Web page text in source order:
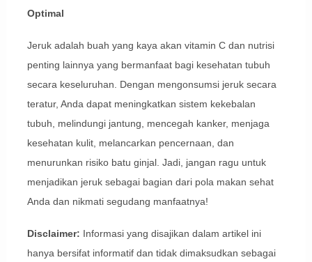
Optimal
Jeruk adalah buah yang kaya akan vitamin C dan nutrisi
penting lainnya yang bermanfaat bagi kesehatan tubuh
secara keseluruhan. Dengan mengonsumsi jeruk secara
teratur, Anda dapat meningkatkan sistem kekebalan
tubuh, melindungi jantung, mencegah kanker, menjaga
kesehatan kulit, melancarkan pencernaan, dan
menurunkan risiko batu ginjal. Jadi, jangan ragu untuk
menjadikan jeruk sebagai bagian dari pola makan sehat
Anda dan nikmati segudang manfaatnya!
Disclaimer: Informasi yang disajikan dalam artikel ini
hanya bersifat informatif dan tidak dimaksudkan sebagai